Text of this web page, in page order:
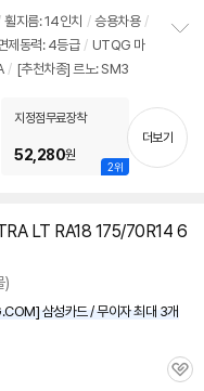
휠지름: 14인치 / 승용차용 /
제동력: 4등급 / UTQG 마
/ [추천차종] 르노: SM3
기
2위
지정점무료장착
52,280원
더보기
LT RA18 175/70R14 6
)
삼성카드 / 무이자 최대 3개
관